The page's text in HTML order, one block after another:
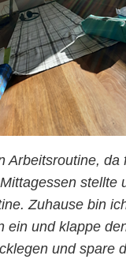
Zuhause bin
und klappe
und